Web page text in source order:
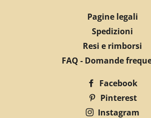
Pagine legali
Spedizioni
Resi e rimborsi
FAQ - Domande
Facebook
Pinterest
Instagram